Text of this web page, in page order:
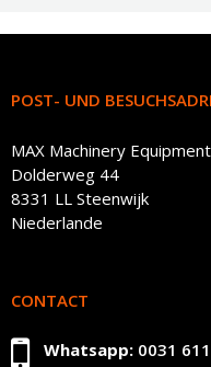
POST- UND
MAX Machinery Equipment
Dolderweg 44
8331 LL Steenwijk
Niederlande
CONTACT
Whatsapp: 0031